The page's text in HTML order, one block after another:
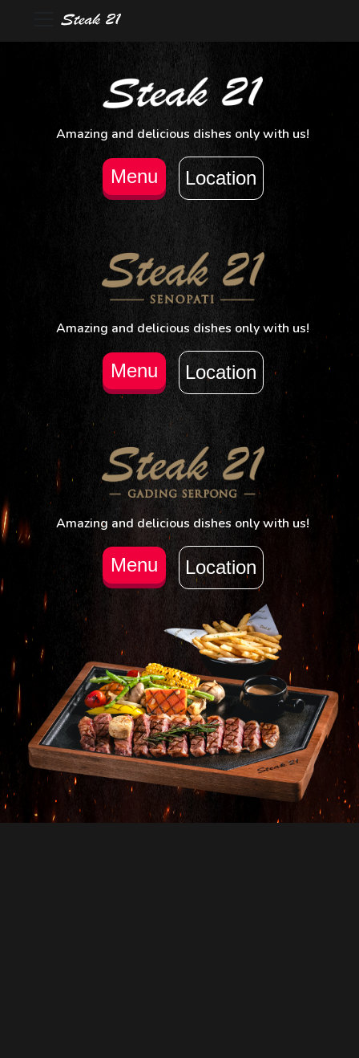
Amazing and delicious dishes only with us!
Menu Location
Amazing and delicious dishes only with us!
Menu Location
Amazing and delicious dishes only with us!
Menu Location